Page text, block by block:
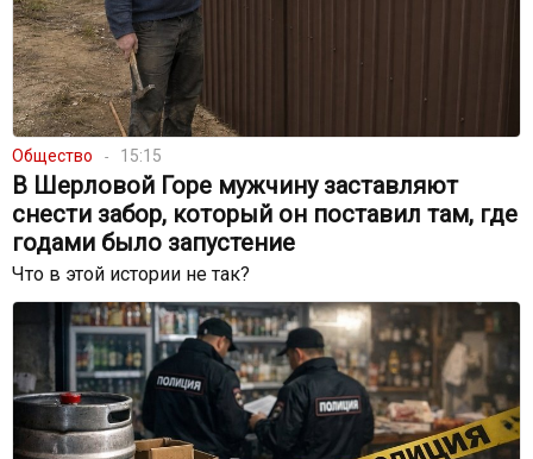
Общество 15:15
В Шерловой Горе мужчину заставляют
снести забор, который он поставил там, где
годами было запустение
Что в этой истории не так?